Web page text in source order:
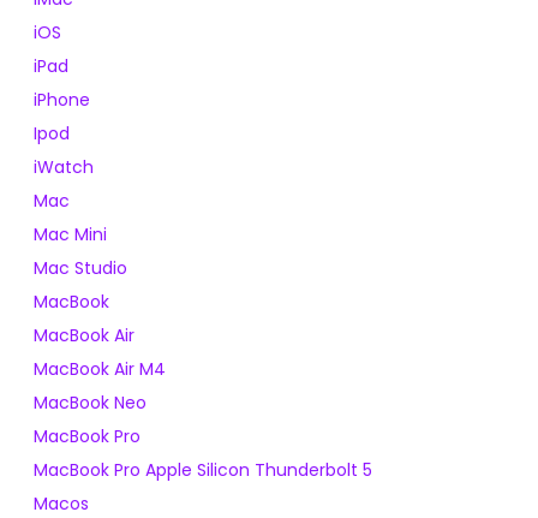
iOS
iPad
iPhone
Ipod
iWatch
Mac
Mac Mini
Mac Studio
MacBook
MacBook Air
MacBook Air M4
MacBook Neo
MacBook Pro
MacBook Pro Apple Silicon Thunderbolt 5
Macos